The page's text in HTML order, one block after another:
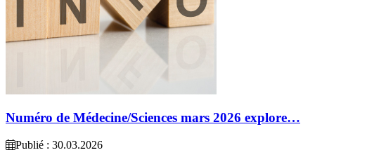
Numéro de Médecine/Sciences mars 2026 explore…
Publié : 30.03.2026